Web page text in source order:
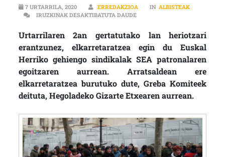
7 URTARRILA, 2020 ERREDAKZIOA IN ALBISTEAK
IRUZKINAK DESAKTIBATUTA DAUDEURTE HASIERAKO LAN
Urtarrilaren 2an gertatutako lan heriotzari
erantzunez, elkarretaratzea egin du Euskal
Herriko gehiengo sindikalak SEA patronalaren
egoitzaren aurrean. Arratsaldean ere
elkarretaratzea burutuko dute, Greba Komiteek
deituta, Hegoladeko Gizarte Etxearen aurrean.